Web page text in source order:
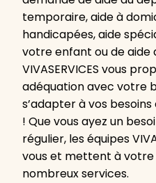
temporaire, aide à
handicapées, aide
votre enfant ou de aide
VIVASERVICES vous
adéquation avec votre
s’adapter à vos
! Que vous ayez un
régulier, les équipes
vous et mettent à votre
nombreux services.